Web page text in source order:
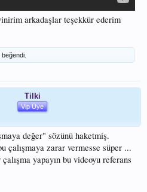
arkadaşlar teşekkür ederim
Tilki
Vip Üye
değer" sözünü haketmiş.
çalışmaya zarar vermesse süper ...
yapayın bu videoyu referans